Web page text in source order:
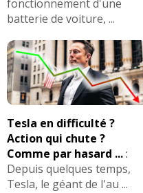
fonctionnement d'une
batterie de voiture, ...
Tesla en difficulté ?
Action qui chute ?
Comme par hasard ...:
Depuis quelques temps,
Tesla, le géant de l'au ...